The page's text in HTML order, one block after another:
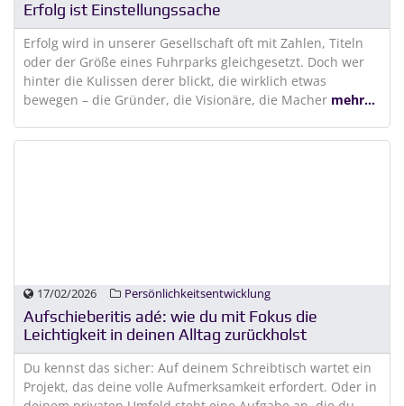
Erfolg ist Einstellungssache
Erfolg wird in unserer Gesellschaft oft mit Zahlen, Titeln
oder der Größe eines Fuhrparks gleichgesetzt. Doch wer
hinter die Kulissen derer blickt, die wirklich etwas
bewegen – die Gründer, die Visionäre, die Macher mehr...
17/02/2026 Persönlichkeitsentwicklung
Aufschieberitis adé: wie du mit Fokus die
Leichtigkeit in deinen Alltag zurückholst
Du kennst das sicher: Auf deinem Schreibtisch wartet ein
Projekt, das deine volle Aufmerksamkeit erfordert. Oder in